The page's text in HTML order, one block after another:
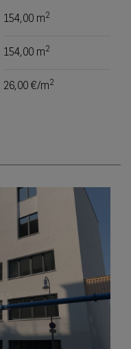
154,00 m2
154,00 m2
26,00 €/m2